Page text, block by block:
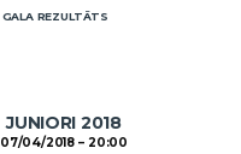
GALA REZULTĀTS
JUNIORI 2018
07/04/2018 20:00